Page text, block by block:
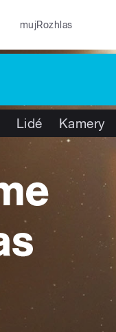
mujRozhlas
Lidé Kamery